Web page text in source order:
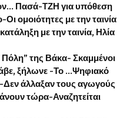
Πασά-ΤΖΗ για υπόθεση
ομοιότητες με την ταινία
με την ταινία, Ηλία
της Βάκα- Σκαμμένοι
ξήλωνε -Το …Ψηφιακό
άλλαξαν τους αγωγούς
τώρα-Αναζητείται